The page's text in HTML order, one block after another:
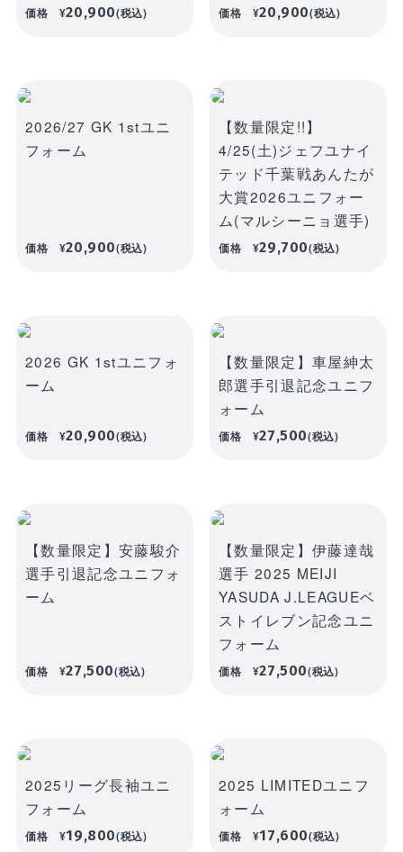
LIMITEDユニフォーム
トラベル
ペット
生活雑貨(ホーム&キッチン)
文具・ステーショナリー
その他
DVD・Bluray・書籍
お知らせ
お気に入り
特定商取引法について
注目ワード
NEWアイテム タオル・マフラー
価格 ¥20,900(税込) 価格 ¥20,900(税込)
2026/27 GK 1stユニ
フォーム
価格 ¥20,900(税込)
【数量限定!!】
4/25(土)ジェフユナイ
テッド千葉戦あんたが
大賞2026ユニフォー
ム(マルシーニョ選手)
価格 ¥29,700(税込)
2026 GK 1stユニフォ
ーム
価格 ¥20,900(税込)
【数量限定】車屋紳太
郎選手引退記念ユニフ
ォーム
価格 ¥27,500(税込)
【数量限定】安藤駿介
選手引退記念ユニフォ
ーム
価格 ¥27,500(税込)
【数量限定】伊藤達哉
選手 2025 MEIJI
YASUDA J.LEAGUEベ
ストイレブン記念ユニ
フォーム
価格 ¥27,500(税込)
2025リーグ長袖ユニ
フォーム
価格 ¥19,800(税込)
2025 LIMITEDユニフ
ォーム
価格 ¥17,600(税込)